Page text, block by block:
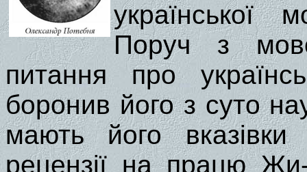
Поруч з
питання про
боронив його з суто
мають його
рецензії на працю